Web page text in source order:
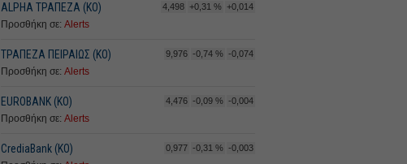
ALPHA ΤΡΑΠΕΖΑ (ΚΟ) 4,498 +0,31 % +0,014
Προσθήκη σε: Alerts
ΤΡΑΠΕΖΑ ΠΕΙΡΑΙΩΣ (ΚΟ) 9,976 -0,74 % -0,074
Προσθήκη σε: Alerts
EUROBANK (ΚΟ) 4,476 -0,09 % -0,004
Προσθήκη σε: Alerts
CrediaBank (ΚΟ) 0,977 -0,31 % -0,003